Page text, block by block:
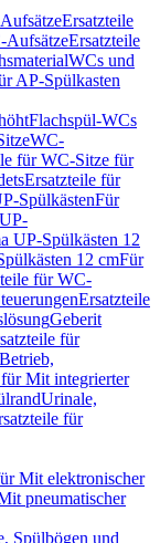
Ersatzteile
AufsätzeErsatzteile
WCs und
AP-Spülkasten
Flachspül-WCs
WC-
für WC-Sitze für
Ersatzteile für
SpülkästenFür
UP-Spülkästen 12
12 cmFür
für WC-
Ersatzteile
Geberit
für
Mit integrierter
Urinale,
für
Mit elektronischer
pneumatischer
Spülbögen und